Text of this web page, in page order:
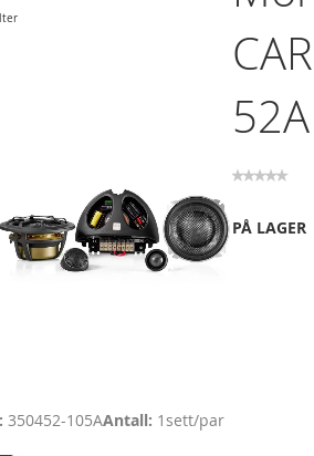
52A
PÅ LAGER
350452-105AAntall 1 sett/par